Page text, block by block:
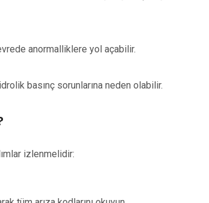
anormalliklere yol açabilir.
basınç sorunlarına neden olabilir.
izlenmelidir: